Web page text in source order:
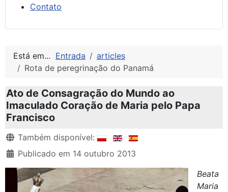
Contato
Está em... Entrada
articles
Rota de peregrinação do Panamá
Ato de Consagração do Mundo ao
Imaculado Coração de Maria pelo Papa
Francisco
Detalhes
Também disponível:
Publicado em 14 outubro 2013
Beata
Maria